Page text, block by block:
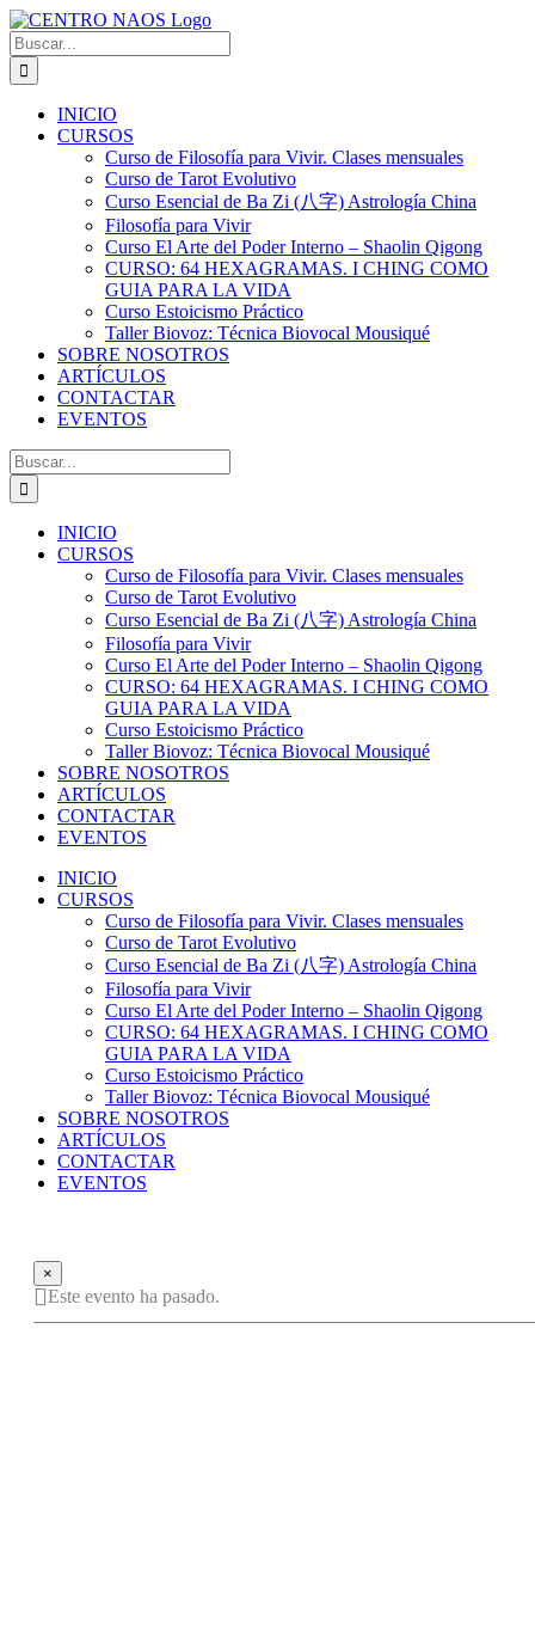
Saltar
al
contenido
Buscar:
INICIO
CURSOS
Curso de Filosofía para Vivir. Clases mensuales
Curso de Tarot Evolutivo
Curso Esencial de Ba Zi (八字) Astrología China
Filosofía para Vivir
Curso El Arte del Poder Interno – Shaolin Qigong
CURSO: 64 HEXAGRAMAS. I CHING COMO
GUIA PARA LA VIDA
Curso Estoicismo Práctico
Taller Biovoz: Técnica Biovocal Mousiqué
SOBRE NOSOTROS
ARTÍCULOS
CONTACTAR
EVENTOS
Buscar:
INICIO
CURSOS
Curso de Filosofía para Vivir. Clases mensuales
Curso de Tarot Evolutivo
Curso Esencial de Ba Zi (八字) Astrología China
Filosofía para Vivir
Curso El Arte del Poder Interno – Shaolin Qigong
CURSO: 64 HEXAGRAMAS. I CHING COMO
GUIA PARA LA VIDA
Curso Estoicismo Práctico
Taller Biovoz: Técnica Biovocal Mousiqué
SOBRE NOSOTROS
ARTÍCULOS
CONTACTAR
EVENTOS
INICIO
CURSOS
Curso de Filosofía para Vivir. Clases mensuales
Curso de Tarot Evolutivo
Curso Esencial de Ba Zi (八字) Astrología China
Filosofía para Vivir
Curso El Arte del Poder Interno – Shaolin Qigong
CURSO: 64 HEXAGRAMAS. I CHING COMO
GUIA PARA LA VIDA
Curso Estoicismo Práctico
Taller Biovoz: Técnica Biovocal Mousiqué
SOBRE NOSOTROS
ARTÍCULOS
CONTACTAR
EVENTOS
×
Este evento ha pasado.